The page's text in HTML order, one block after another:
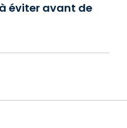
éviter avant de